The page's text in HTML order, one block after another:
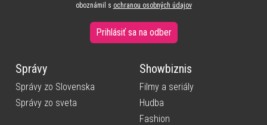
oboznámil s ochranou osobných údajov
Prihlásiť sa na odber
Správy
Správy zo Slovenska
Správy zo sveta
Showbiznis
Filmy a seriály
Hudba
Fashion